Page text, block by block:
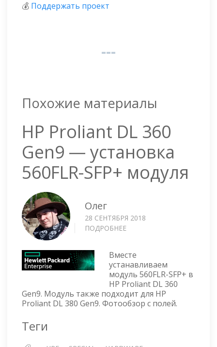
💰 Поддержать проект
Похожие материалы
HP Proliant DL 360
Gen9 — установка
560FLR-SFP+ модуля
Олег
28 СЕНТЯБРЯ 2018
ПОДРОБНЕЕ
DL
360
GEN9
—
УСТАНОВКА
560FLR-
Вместе
устанавливаем
модуль 560FLR-SFP+ в
HP Proliant DL 360
Gen9. Модуль также подходит для HP
Proliant DL 380 Gen9. Фотообзор с полей.
Теги